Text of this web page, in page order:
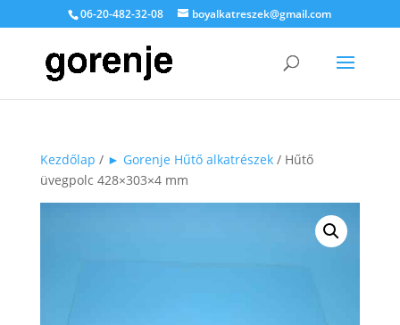
06-20-482-32-08 boyalkatreszek@gmail.com
Kezdőlap / ► Gorenje Hűtő alkatrészek/ Hűtő
üvegpolc 428×303×4 mm